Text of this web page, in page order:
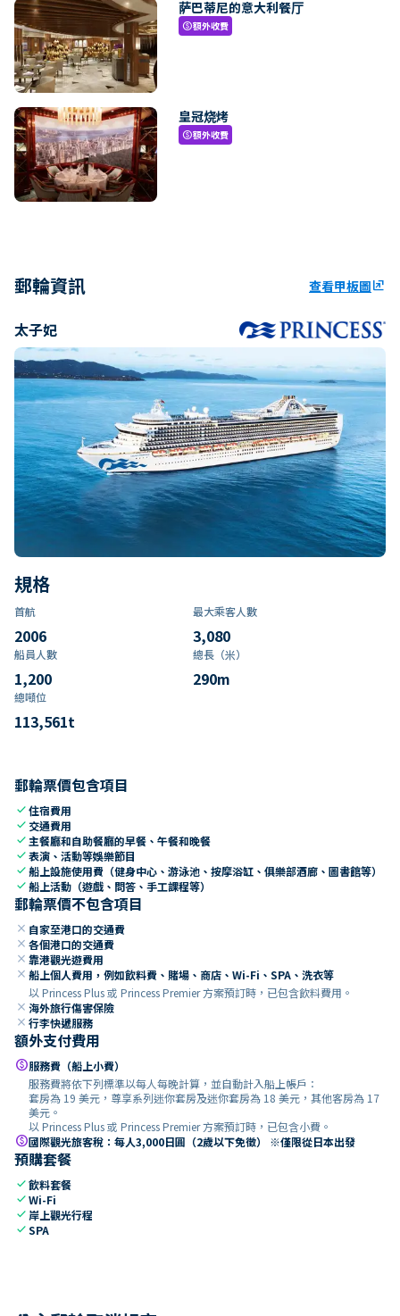
萨巴蒂尼的意大利餐厅
paid額外收費
皇冠烧烤
paid額外收費
郵輪資訊 查看甲板圖ungroup
太子妃
規格
首航
2006
最大乘客人數
3,080
船員人數
1,200
總長（米）
290m
總噸位
113,561t
郵輪票價包含項目
check住宿費用
check 交通費用
check 主餐廳和自助餐廳的早餐、午餐和晚餐
check表演、活動等娛樂節目
check船上設施使用費（健身中心、游泳池、按摩浴缸、俱樂部酒廊、圖書館等）
check船上活動（遊戲、問答、手工課程等）
郵輪票價不包含項目
close 自家至港口的交通費
close 各個港口的交通費
close 靠港觀光遊費用
close 船上個人費用，例如飲料費、賭場、商店、Wi-Fi、SPA、洗衣等
以 Princess Plus 或 Princess Premier 方案預訂時，已包含飲料費用。
close 海外旅行傷害保險
close 行李快遞服務
額外支付費用
paid服務費（船上小費）
服務費將依下列標準以每人每晚計算，並自動計入船上帳戶：
套房為 19 美元，尊享系列迷你套房及迷你套房為 18 美元，其他客房為 17
美元。
以 Princess Plus 或 Princess Premier 方案預訂時，已包含小費。
paid國際觀光旅客稅：每人3,000日圓（2歲以下免徵） ※僅限從日本出發
預購套餐
check飲料套餐
checkWi-Fi
check 岸上觀光行程
checkSPA